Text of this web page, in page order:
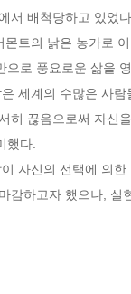
서 배척당하고 있었
트의 낡은 농가로
로 풍요로운 삶을
세계의 수많은 사
히 끊음으로써 자신
했다.
자신의 선택에 의
감하고자 했으나,